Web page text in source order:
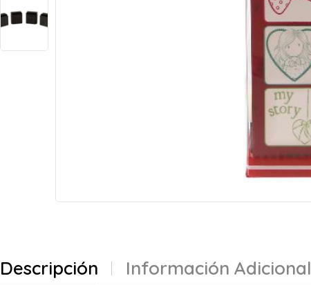
Descripción Información Adicional